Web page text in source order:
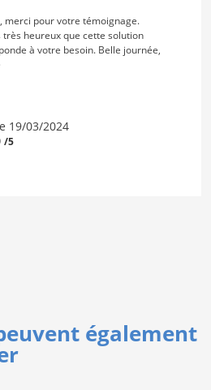
merci pour votre témoignage.
très heureux que cette solution
à votre besoin. Belle journée,
19/03/2024
/5
également